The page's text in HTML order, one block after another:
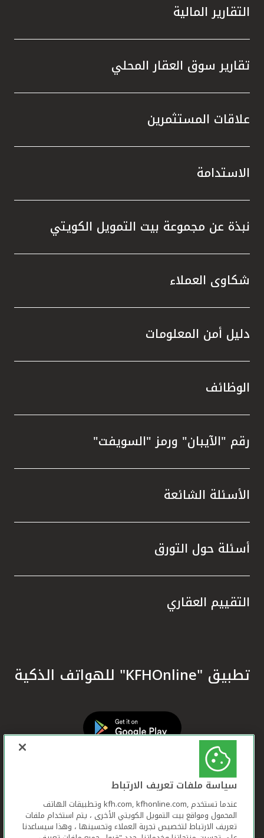
التقارير المالية
تقارير سوق العقار المحلي
علاقات المستثمرين
الاستدامة
نبذة عن مجموعة بيت التمويل الكويتي
شكاوى العملاء
دليل أمن المعلومات
الوظائف
رقم "الآيبان" ورمز "السويفت"
الأسئلة الشائعة
أسئلة حول التورق
التقييم العقاري
تطبيق "KFHOnline" للهواتف الذكية
سياسة ملفات تعريف الارتباط
عندما تستخدم ,kfh.com, kfhonline.com وتطبيقات الهاتف
المحمول ومواقع بيت التمويل الكويتي الأخرى ، يتم استخدام ملفات
تعريف الارتباط لتخصيص تجربة العملاء وتحسينها ، وهذا سيساعدنا